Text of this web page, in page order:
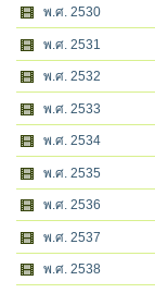
พ.ศ. 2530
พ.ศ. 2531
พ.ศ. 2532
พ.ศ. 2533
พ.ศ. 2534
พ.ศ. 2535
พ.ศ. 2536
พ.ศ. 2537
พ.ศ. 2538